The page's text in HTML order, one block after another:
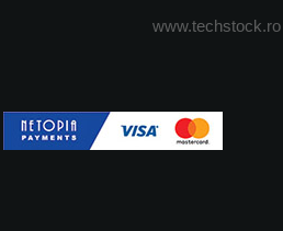
www.techstock.ro